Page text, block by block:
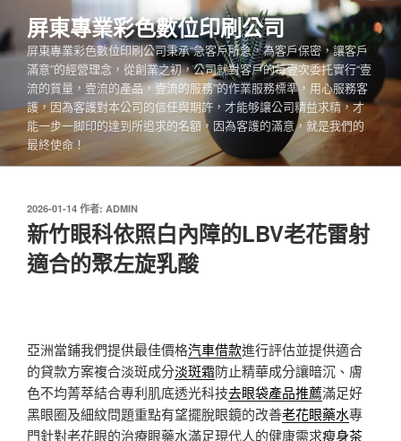
至
主
容
屏東專業彩色數位印刷公司
屏東專業彩色數位印刷公司秉承“急客戶所急，為客戶保密，讓客戶
滿意”的經營理念，從創業之初，公司就對客戶的每壹次委托實行“壹
流的質量，壹流的產品，壹流的服務”的作業服務標準，用心服務客
護，因為客護對本公司的信任與期許，才能够讓公司精益求精，才
能一步一脚印的達到所追求的名額，因為客護的滿意，就是我們的
最終使命！
發
佈
於
2026-01-14 作者: ADMIN
新竹眼科依照白內障的LBV老花雷射
適合的聚左旋乳酸
亞洲當鋪我們提供最佳價格汽車借款進行評估並提供適合
的貸款方案複合淡斑成分淡斑霜防止精華成分讓暗沉、膚
色不均菁萃結合專利肌底透光科技去眼袋產品推薦滿足好
黑眼圈及細紋問題重點有望擺脫眼鏡的改善老花眼藥水專
門針對老花眼的治療眼藥水滿足現代人的健康需求瘦身茶